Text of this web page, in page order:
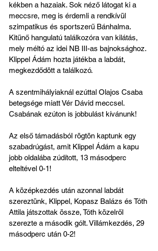
kékben a hazaiak. Sok néző látogat ki a
meccsre, meg is érdemli a rendkívül
szimpatikus és sportszerű Bánhalma.
Kitűnő hangulatú találkozóra van kilátás,
mely méltó az idei NB III-as bajnoksághoz.
Klippel Ádám hozta játékba a labdát,
megkezdődött a találkozó.
A szentmihályiaknál ezúttal Olajos Csaba
betegsége miatt Vér Dávid meccsel.
Csabának ezúton is jobbulást kívánunk!
Az első támadásból rögtön kaptunk egy
szabadrúgást, amit Klippel Ádám a kapu
jobb oldalába zúdított, 13 másodperc
elteltével 0-1!
A középkezdés után azonnal labdát
szereztünk, Klippel, Kopasz Balázs és Tóth
Attila játszottak össze, Tóth közelről
szerezte a második gólt. Villámkezdés, 29
másodperc után 0-2!